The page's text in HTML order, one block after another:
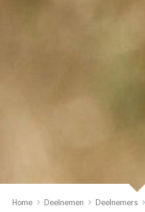
Home Deelnemen Deelnemers